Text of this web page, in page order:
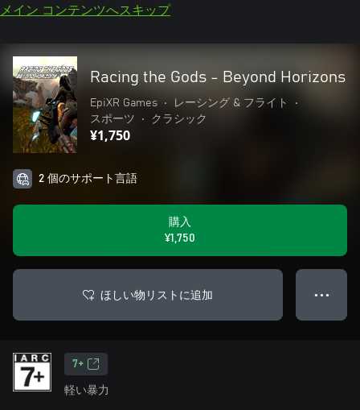
メイン コンテンツへスキップ
Racing the Gods - Beyond Horizons
EpiXR Games • レーシング & フライト
•
スポーツ
• クラシック
¥1,750
2 個のサポート言語
購入
¥1,750
ほしい物リストに追加 ● ● ●
7+
軽い暴力